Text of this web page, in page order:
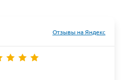
Отзывы на Яндекс